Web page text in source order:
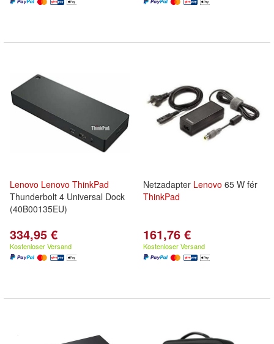
Lenovo Lenovo ThinkPad
Thunderbolt 4 Universal Dock
(40B00135EU)
334,95 €
Kostenloser Versand
Netzadapter Lenovo 65 W fér
ThinkPad
161,76 €
Kostenloser Versand